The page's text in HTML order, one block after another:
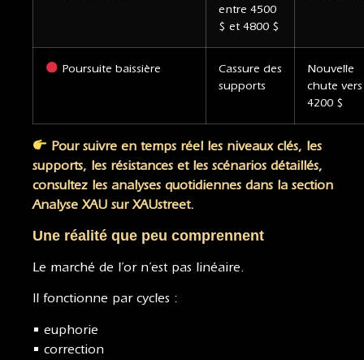
entre 4500
$ et 4800 $
Poursuite baissière
Cassure des
supports
Nouvelle
chute vers
4200 $
Pour suivre en temps réel les niveaux clés, les
supports, les résistances et les scénarios détaillés,
consultez les analyses quotidiennes dans la section
Analyse XAU sur XAUstreet.
Une réalité que peu comprennent
Le marché de l’or n’est pas linéaire.
Il fonctionne par cycles :
• euphorie
• correction